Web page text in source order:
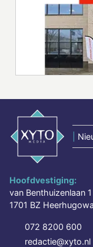
Hoofdvestiging:
van Benthuizenlaan 1
1701 BZ
072 8200 600
redactie@xyto.nl